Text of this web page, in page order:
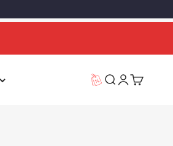
Vorteilswelt
Suche